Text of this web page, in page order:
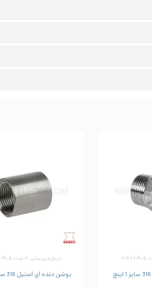
تاریخ به‌روزرسانی: ۱۲ مرداد ۱۴۰۵ | ۱۶:۳۸
بوشن دنده ای استیل 316 سایز 1 اینچ